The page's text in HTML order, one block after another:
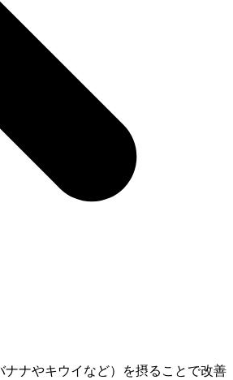
ナやキウイなど）を摂ることで改善